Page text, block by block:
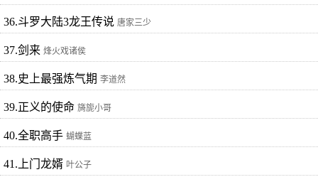
36.斗罗大陆3龙王传说 唐家三少
37.剑来 烽火戏诸侯
38.史上最强炼气期 李道然
39.正义的使命 旖旎小哥
40.全职高手 蝴蝶蓝
41.上门龙婿 叶公子